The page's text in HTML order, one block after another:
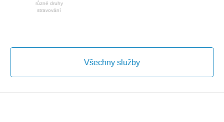
různé druhy
stravování
Všechny služby